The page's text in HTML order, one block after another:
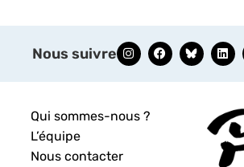
Nous suivre
Qui sommes-nous ?
L’équipe
Nous contacter